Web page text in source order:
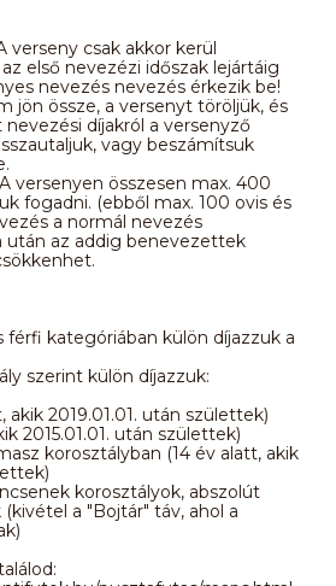
verseny csak akkor kerül
első nevezézi időszak lejártáig
nevezés nevezés érkezik be!
jön össze, a versenyt töröljük, és
díjakról a versenyző
vagy beszámítsuk
versenyen összesen max. 400
fogadni. (ebből max. 100 ovis és
a normál nevezés
után az addig benevezettek
férfi kategóriában külön díjazzuk a
szerint külön díjazzuk:
akik 2019.01.01. után születtek)
2015.01.01. után születtek)
korosztályban (14 év alatt, akik
korosztályok, abszolút
a "Bojtár" táv, ahol a